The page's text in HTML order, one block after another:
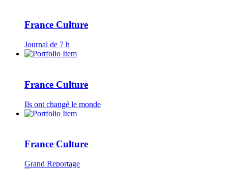
France Culture
Journal de 7 h
France Culture
Ils ont changé le monde
France Culture
Grand Reportage